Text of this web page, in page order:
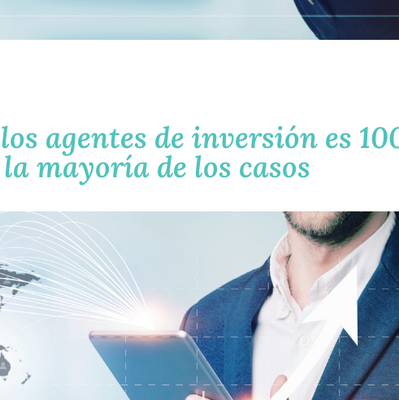
agentes de inversión es
mayoría de los casos